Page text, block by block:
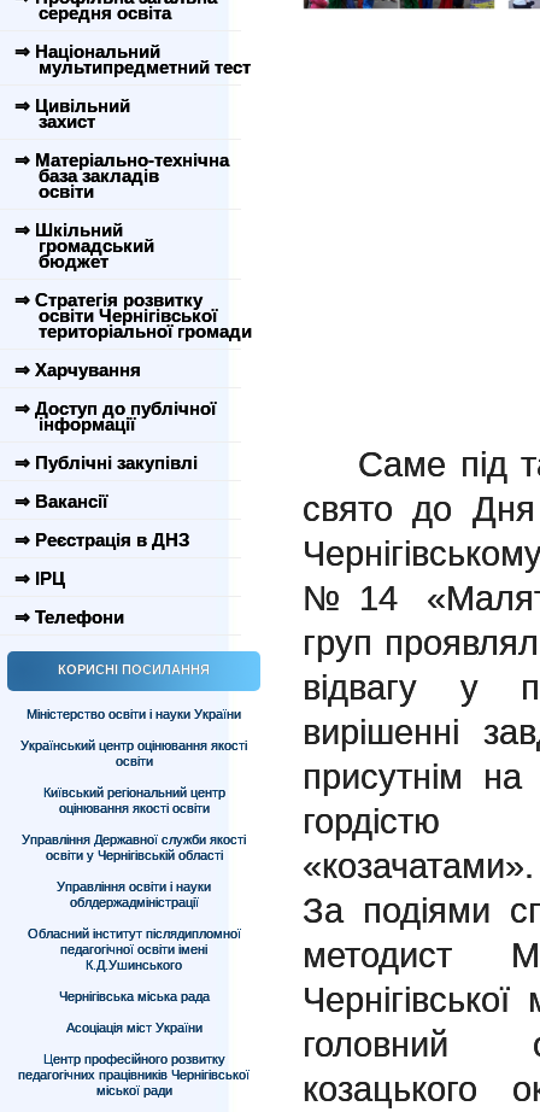
середня освіта
⇒ Національний
мультипредметний тест
⇒ Цивільний
захист
⇒ Матеріально-технічна
база закладів
освіти
⇒ Шкільний
громадський
бюджет
⇒ Стратегія розвитку
освіти Чернігівської
територіальної громади
⇒ Харчування
⇒ Доступ до публічної
інформації
⇒ Публічні закупівлі
⇒ Вакансії
⇒ Реєстрація в ДНЗ
⇒ ІРЦ
⇒ Телефони
КОРИСНІ ПОСИЛАННЯ
Міністерство освіти і науки України
Український центр оцінювання якості
освіти
Київський регіональний центр
оцінювання якості освіти
Управління Державної служби якості
освіти у Чернігівській області
Управління освіти і науки
облдержадміністрації
Обласний інститут післядипломної
педагогічної освіти імені
К.Д.Ушинського
Чернігівська міська рада
Асоціація міст України
Центр професійного розвитку
педагогічних працівників Чернігівської
міської ради
Саме під
свято до Дня
№14
груп
відвагу у
вирішенні
присутнім
гордістю
«козачатами».
За подіями
методист
головний
козацького